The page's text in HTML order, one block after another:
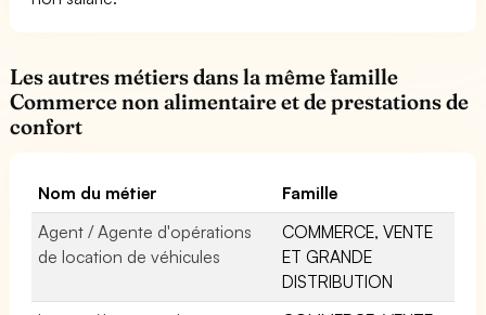
Les autres métiers dans la même famille
Commerce non alimentaire et de prestations de
confort
Nom du métier
Famille
Agent / Agente d'opérations
de location de véhicules
COMMERCE, VENTE
ET GRANDE
DISTRIBUTION